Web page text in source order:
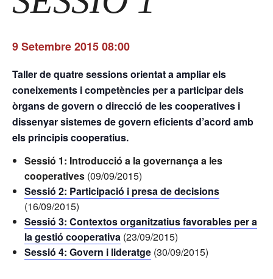
9 Setembre 2015 08:00
Taller de quatre sessions orientat a ampliar els
coneixements i competències per a participar dels
òrgans de govern o direcció de les cooperatives i
dissenyar sistemes de govern eficients d’acord amb
els principis cooperatius.
Sessió 1: Introducció a la governança a les
cooperatives (09/09/2015)
Sessió 2: Participació i presa de decisions
(16/09/2015)
Sessió 3: Contextos organitzatius favorables per a
la gestió cooperativa (23/09/2015)
Sessió 4: Govern i lideratge (30/09/2015)